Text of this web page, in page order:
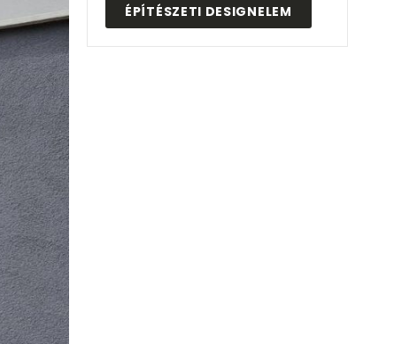
ÉPÍTÉSZETI DESIGNELEM